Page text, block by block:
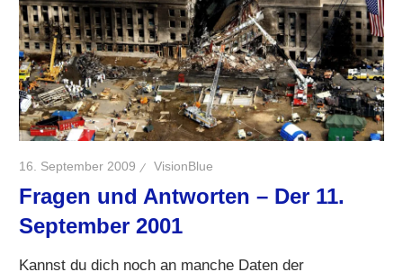
16. September 2009 VisionBlue
Fragen und Antworten – Der 11.
September 2001
Kannst du dich noch an manche Daten der